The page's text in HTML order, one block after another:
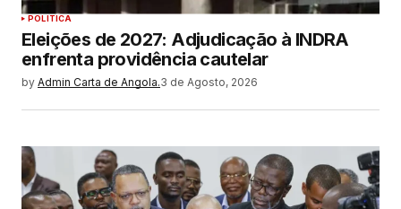
POLITICA
Eleições de 2027: Adjudicação à INDRA
enfrenta providência cautelar
by Admin Carta de Angola.3 de Agosto, 2026